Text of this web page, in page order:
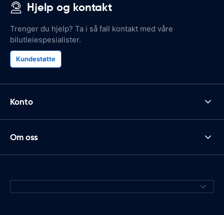
Hjelp og kontakt
Trenger du hjelp? Ta i så fall kontakt med våre
bilutleiespesialister.
Kundestøtte
Konto
Om oss